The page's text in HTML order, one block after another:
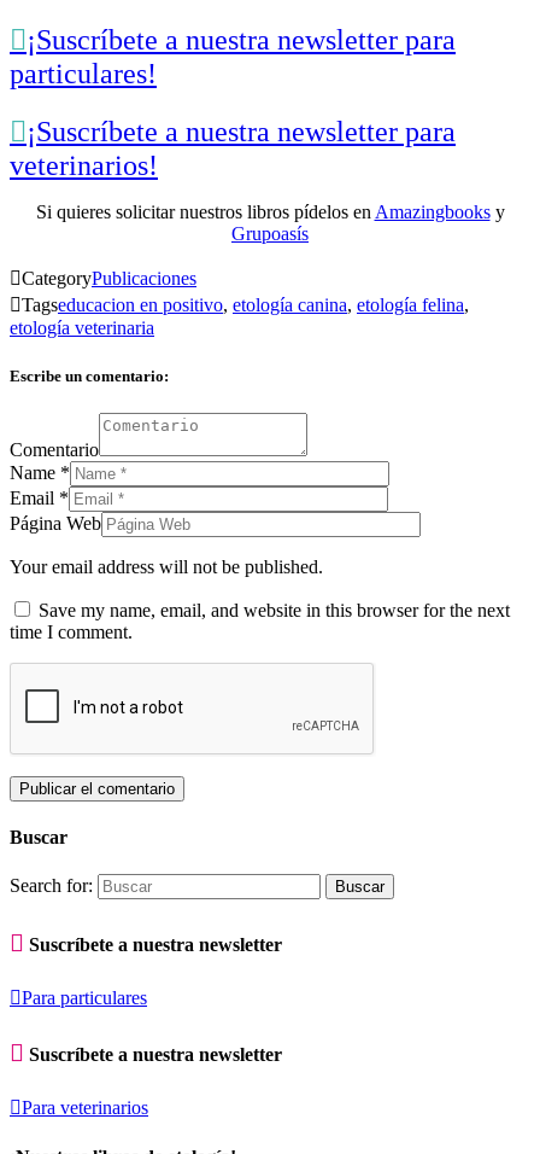
¡Suscríbete a nuestra newsletter para
particulares!
¡Suscríbete a nuestra newsletter para
veterinarios!
Si quieres solicitar nuestros libros pídelos enAmazingbooksy
Grupoasís
CategoryPublicaciones
Tagseducacion en positivo, etología canina, etología felina,
etología veterinaria
Escribe un comentario:
Comentario
Name *
Email *
Página Web
Your email address will not be published.
Save my name, email, and website in this browser for the next
time I comment.
Buscar
Search for:
 Suscríbete a nuestra newsletter
Para particulares
 Suscríbete a nuestra newsletter
Para veterinarios